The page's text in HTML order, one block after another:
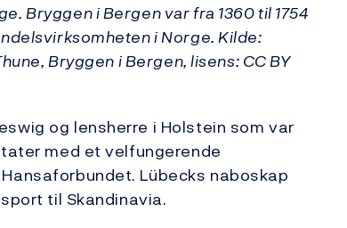
Bryggen i Bergen var fra 1360 til 1754
i Norge. Kilde:
Bryggen i Bergen, lisens: CC BY
og lensherre i Holstein som var
med et velfungerende
Lübecks naboskap
til Skandinavia.